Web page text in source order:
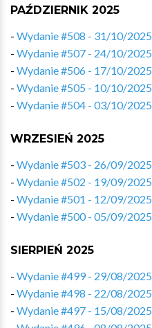
PAŹDZIERNIK 2025
- Wydanie #508 - 31/10/2025
- Wydanie #507 - 24/10/2025
- Wydanie #506 - 17/10/2025
- Wydanie #505 - 10/10/2025
- Wydanie #504 - 03/10/2025
WRZESIEŃ 2025
- Wydanie #503 - 26/09/2025
- Wydanie #502 - 19/09/2025
- Wydanie #501 - 12/09/2025
- Wydanie #500 - 05/09/2025
SIERPIEŃ 2025
- Wydanie #499 - 29/08/2025
- Wydanie #498 - 22/08/2025
- Wydanie #497 - 15/08/2025